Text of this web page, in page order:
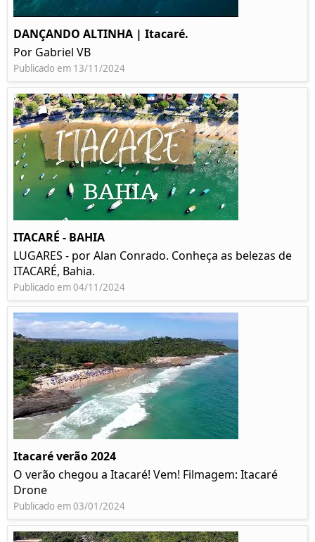
DANÇANDO ALTINHA | Itacaré.
Por Gabriel VB
Publicado em 13/11/2024
ITACARÉ - BAHIA
LUGARES - por Alan Conrado. Conheça as belezas de
ITACARÉ, Bahia.
Publicado em 04/11/2024
Itacaré verão 2024
O verão chegou a Itacaré! Vem! Filmagem: Itacaré
Drone
Publicado em 03/01/2024